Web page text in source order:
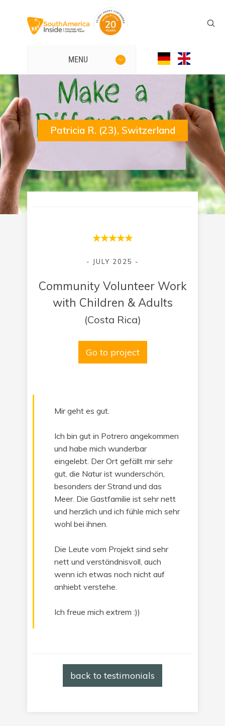
MENU
Patricia R. (23), Switzerland
- JULY 2025 -
Community Volunteer Work
with Children & Adults
(Costa Rica)
Go to project
Mir geht es gut.
Ich bin gut in Potrero angekommen
und habe mich wunderbar
eingelebt. Der Ort gefällt mir sehr
gut, die Natur ist wunderschön,
besonders der Strand und das
Meer. Die Gastfamilie ist sehr nett
und herzlich und ich fühle mich sehr
wohl bei ihnen.
Die Leute vom Projekt sind sehr
nett und verständnisvoll, auch
wenn ich etwas noch nicht auf
anhiebt verstehe.
Ich freue mich extrem :))
back to testimonials